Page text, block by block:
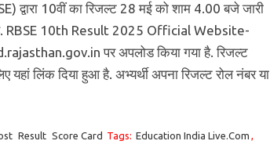
द्वारा 10वीं का रिजल्ट 28 मई को शाम 4.00 बजे जारी
है. RBSE 10th Result 2025 Official Website-
पर अपलोड किया गया है. रिजल्ट
लिंक दिया हुआ है. अभ्यर्थी अपना रिजल्ट रोल नंबर या
Result Score Card Tags: Education India Live.Com ,